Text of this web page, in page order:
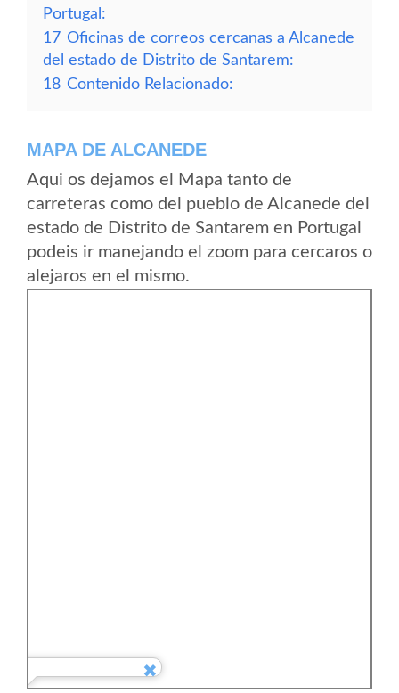
Portugal:
17 Oficinas de correos cercanas a Alcanede
del estado de Distrito de Santarem:
18 Contenido Relacionado:
MAPA DE ALCANEDE
Aqui os dejamos el Mapa tanto de
carreteras como del pueblo de Alcanede del
estado de Distrito de Santarem en Portugal
podeis ir manejando el zoom para cercaros o
alejaros en el mismo.